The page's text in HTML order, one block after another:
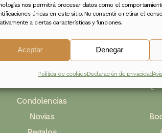
nos permitirá procesar datos como el
únicas en este sitio. No consentir o retirar el
a ciertas características y funciones.
Aceptar Denegar
Política de cookiesDeclaración de privacidad
Categorías
Condolencias
Novias
Sobre